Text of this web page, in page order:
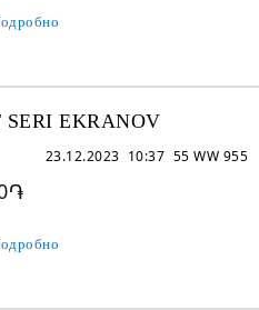
EKRANOV
55 WW 955
23.12.2023 10:37